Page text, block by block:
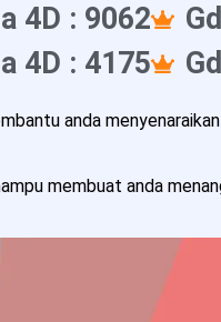
4D : 9062
4D : 4175
anda
membuat anda